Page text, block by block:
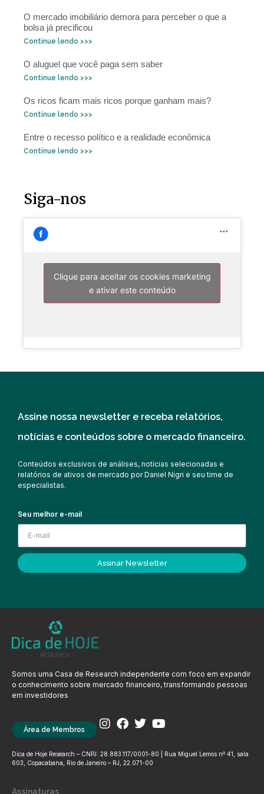
O mercado imobiliário demora para perceber o que a
bolsa já precificou
Continue lendo >>>
O aluguel que você paga sem saber
Continue lendo >>>
Os ricos ficam mais ricos porque ganham mais?
Continue lendo >>>
Entre o recesso político e a realidade econômica
Continue lendo >>>
Siga-nos
Clique para aceitar os cookies marketing
e ativar este conteúdo
Assine nossa newsletter e receba relatórios,
notícias e conteúdos sobre o mercado financeiro.
Conteúdos exclusivos de análises, notícias selecionadas e
relatórios de ativos de mercado por Daniel Nigri e seu time de
especialistas.
Seu melhor e-mail
Assinar Newsletter
Somos uma Casa de Research independente com foco em expandir
o conhecimento sobre mercado financeiro, transformando pessoas
em investidores
Área de Membros
Dica de Hoje Research – CNPJ: 28.883.117/0001-80 | Rua Miguel Lemos nº 41, sala
603, Copacabana, Rio de Janeiro – RJ, 22.071-00
Assinaturas